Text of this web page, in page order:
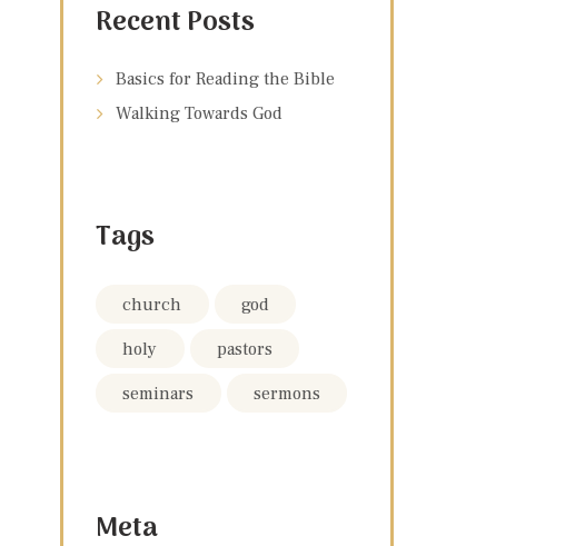
Recent Posts
Basics for Reading the Bible
Walking Towards God
Tags
church
god
holy
pastors
seminars
sermons
Meta